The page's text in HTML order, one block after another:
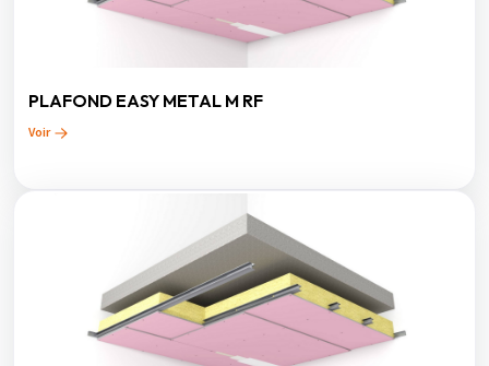
PLAFOND EASY METAL M RF
Voir